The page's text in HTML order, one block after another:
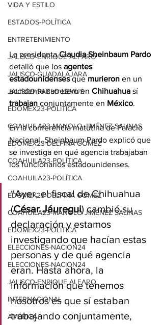
VIDA Y ESTILO
ESTADOS-POLÍTICA
ENTRETENIMIENTO
JALISCO-ENRIQUE ALFARO
JALISCO-GUADALAJARA
JALISCO-PABLO LEMUS
EDOMEX23-POLÍTICA
COAHUILA23-MANOLO JIMÉNEZ SALINAS
EDOMEX23-DELFINA GÓMEZ
COAHUILA23-POLÍTICA
COAHUILA23-POLÍTICA
EDOMEX23-DELFINA GÓMEZ
COAHUILA23-MANOLO JIMÉNEZ SALINAS
EDOMEX23-POLÍTICA
ELECCIONES-NACION24
ELECCIONES-NACION24
JALISCO-ENRIQUE ALFARO
INTERNACIONAL
AMÉRICA
La presidenta Claudia Sheinbaum Pardo
detalló que los agentes
estadounidenses que murieron en un
accidente carretero en Chihuahua sí
trabajan conjuntamente en México.
En la conferencia matutina de Palacio
Nacional, Sheinbaum Pardo explicó que
se investiga en qué agencia trabajaban
los funcionarios estadounidenses.
“Ayer, el fiscal de Chihuahua
(César Jáuregui) cambió su
declaración y estamos
investigando que hacían estas
personas y de qué agencia
eran. Hasta ahora, la
información que tenemos
nosotros es que sí estaban
trabajando conjuntamente,